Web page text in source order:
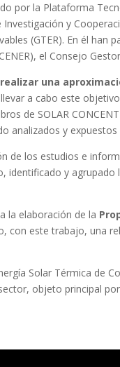
por la Plataforma
y
(GTER). En él han
el Consejo
una
a cabo este
de SOLAR
analizados y
de los estudios e
identificado y
la elaboración de la
con este trabajo, una
Solar Térmica de
objeto principal